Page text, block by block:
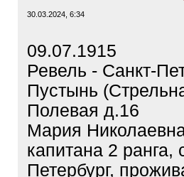
Тема:Адресаты
Российской
30.03.2024, 6:34